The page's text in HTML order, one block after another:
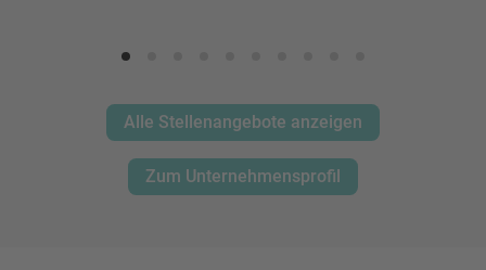
Alle Stellenangebote anzeigen
Zum Unternehmensprofil